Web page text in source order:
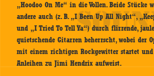
„Hoodoo On Me“ in die Vollen. Beide Stücke
andere auch (z. B. „I Been Up All Night“,
und „I Tried To Tell Ya“) durch flirrende,
quietschende Gitarren beherrscht, wobei der
mit einem richtigen Rockgewitter startet und
Anleihen zu Jimi Hendrix aufweist.